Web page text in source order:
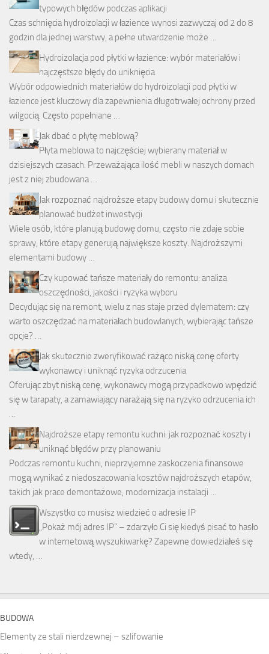
typowych błędów podczas aplikacji
Czas schnięcia hydroizolacji w łazience wynosi zazwyczaj od 2 do 8
godzin dla jednej warstwy, a pełne utwardzenie może …
Hydroizolacja pod płytki w łazience: wybór materiałów i
najczęstsze błędy do uniknięcia
Wybór odpowiednich materiałów do hydroizolacji pod płytki w
łazience jest kluczowy dla zapewnienia długotrwałej ochrony przed
wilgocią. Często popełniane …
Jak dbać o płytę meblową?
Płyta meblowa to najczęściej wybierany materiał w
dzisiejszych czasach. Przeważająca ilość mebli w naszych domach
jest z niej zbudowana …
Jak rozpoznać najdroższe etapy budowy domu i skutecznie
planować budżet inwestycji
Wiele osób, które planują budowę domu, często nie zdaje sobie
sprawy, które etapy generują największe koszty. Najdroższymi
elementami budowy …
Czy kupować tańsze materiały do remontu: analiza
oszczędności, jakości i ryzyka wyboru
Decydując się na remont, wielu z nas staje przed dylematem: czy
warto oszczędzać na materiałach budowlanych, wybierając tańsze
opcje? …
Jak skutecznie zweryfikować rażąco niską cenę oferty
wykonawcy i uniknąć ryzyka odrzucenia
Oferując zbyt niską cenę, wykonawcy mogą przypadkowo wpędzić
się w tarapaty, a zamawiający narażają się na ryzyko odrzucenia ich
…
Najdroższe etapy remontu kuchni: jak rozpoznać koszty i
uniknąć błędów przy planowaniu
Podczas remontu kuchni, nieprzyjemne zaskoczenia finansowe
mogą wynikać z niedoszacowania kosztów najdroższych etapów,
takich jak prace demontażowe, modernizacja instalacji …
Wszystko co musisz wiedzieć o adresie IP
„Pokaż mój adres IP” – zdarzyło Ci się kiedyś pisać to hasło
w internetową wyszukiwarkę? Zapewne dowiedziałeś się
wtedy, …
BUDOWA
Elementy ze stali nierdzewnej – szlifowanie